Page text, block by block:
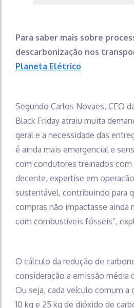
Para saber mais sobre
descarbonização nos
Planeta Elétrico
Segundo Carlos Novaes, CEO
Black Friday atraiu muita
geral e a necessidade das
é ainda mais emergencial e
com condutores treinados com
decente, expertise em operação
sustentável, contribuindo para
compras não impactasse ainda
com combustíveis fósseis”,
O cálculo da redução de
consideração a emissão média
Ou seja, cada veículo comum a
10 kg e 25 kg de dióxido de